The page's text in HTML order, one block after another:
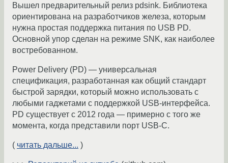
Вышел предварительный релиз pdsink. Библиотека
ориентирована на разработчиков железа, которым
нужна простая поддержка питания по USB PD.
Основной упор сделан на режиме SNK, как наиболее
востребованном.
Power Delivery (PD) — универсальная
спецификация, разработанная как общий стандарт
быстрой зарядки, который можно использовать с
любыми гаджетами с поддержкой USB-интерфейса.
PD существует с 2012 года — примерно с того же
момента, когда представили порт USB-C.
( читать дальше... )